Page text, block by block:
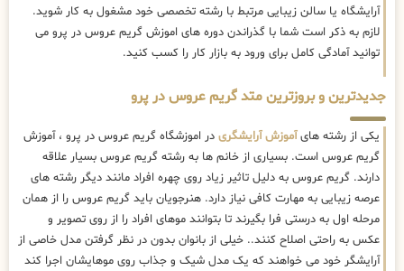
آرایشگاه یا سالن زیبایی مرتبط با رشته تخصصی خود مشغول به کار شوید.
لازم به ذکر است شما با گذراندن دوره های اموزش گریم عروس در پرو می
توانید آمادگی کامل برای ورود به بازار کار را کسب کنید.
جدیدترین و بروزترین متد گریم عروس در پرو
یکی از رشته هایآموزش آرایشگری در اموزشگاه گریم عروس در پرو ، آموزش
گریم عروس است. بسیاری از خانم ها به رشته گریم عروس بسیار علاقه
دارند. گریم عروس به دلیل تاثیر زیاد روی چهره افراد مانند دیگر رشته های
عرصه زیبایی به مهارت کافی نیاز دارد. هنرجویان باید گریم عروس را از همان
مرحله اول به درستی فرا بگیرند تا بتوانند موهای افراد را از روی تصویر و
عکس به راحتی اصلاح کنند.. خیلی از بانوان بدون در نظر گرفتن مدل خاصی از
آرایشگر خود می خواهند که یک مدل شیک و جذاب روی موهایشان اجرا کند